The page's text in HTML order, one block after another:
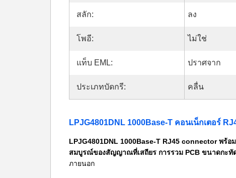
สลัก: ลง
โพอี: ไม่ใช่
แท็บ EML: ปราศจาก
ประเภทบัดกรี: คลื่น
LPJG4801DNL 1000Base-T คอนเน็กเตอร์
LPJG4801DNL 1000Base-T RJ45 connector พร้อ
สมบูรณ์ของสัญญาณที่เสถียร การรวม PCB ขนาดกะทั
ภายนอก